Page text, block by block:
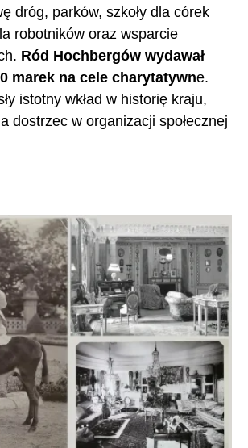
dróg, parków, szkoły dla córek
robotników oraz wsparcie
Ród Hochbergów wydawał
marek na cele charytatywne.
istotny wkład w historię kraju,
dostrzec w organizacji społecznej